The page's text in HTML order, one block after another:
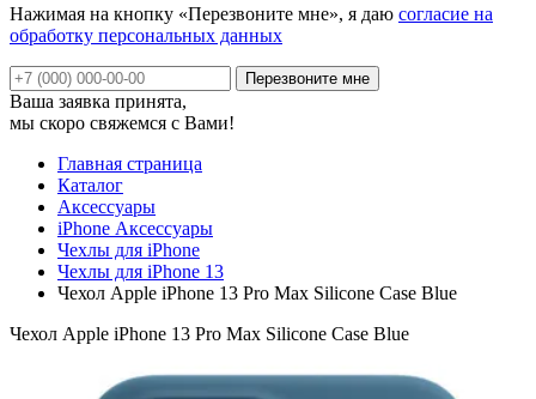
Нажимая на кнопку «Перезвоните мне», я даю согласие на
обработку персональных данных
Ваша заявка принята,
мы скоро свяжемся с Вами!
Главная страница
Каталог
Аксессуары
iPhone Аксессуары
Чехлы для iPhone
Чехлы для iPhone 13
Чехол Apple iPhone 13 Pro Max Silicone Case Blue
Чехол Apple iPhone 13 Pro Max Silicone Case Blue